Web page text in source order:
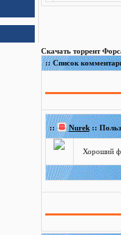
Скачать торрент
:: Список
:: Nurek::
Хороший